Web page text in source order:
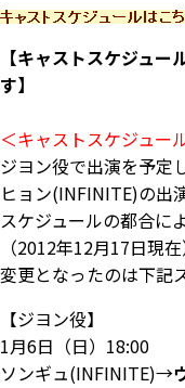
【キャストスケジュ
す】
＜キャストスケジュー
ジヨン役で出演を予定
ヒョン(INFINITE)の出
スケジュールの都合に
（2012年12月17日現在
変更となったのは下記
【ジヨン役】
1月6日（日）18:00
ソンギュ(INFINITE)→